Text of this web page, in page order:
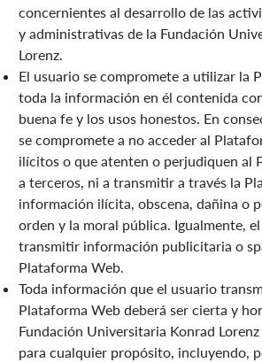
concernientes al desarrollo de las
y administrativas de la Fundación
Lorenz.
El usuario se compromete a utilizar la
toda la información en él contenida
buena fe y los usos honestos. En
se compromete a no acceder al
ilícitos o que atenten o perjudiquen al
a terceros, ni a transmitir a través la
información ilícita, obscena, dañina o
orden y la moral pública. Igualmente,
transmitir información publicitaria o
Plataforma Web.
Toda información que el usuario
Plataforma Web deberá ser cierta y
Fundación Universitaria Konrad
para cualquier propósito, incluyendo,